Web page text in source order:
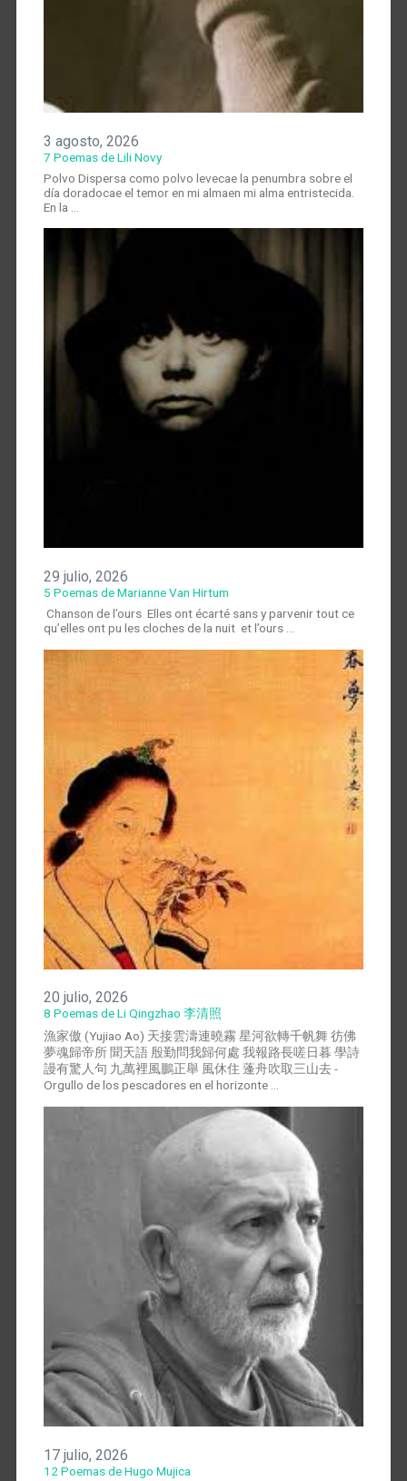
3 agosto, 2026
7 Poemas de Lili Novy
Polvo Dispersa como polvo levecae la penumbra sobre el
día doradocae el temor en mi almaen mi alma entristecida.
En la …
29 julio, 2026
5 Poemas de Marianne Van Hirtum
Chanson de l’ours Elles ont écarté sans y parvenir tout ce
qu’elles ont pu les cloches de la nuit et l’ours …
20 julio, 2026
8 Poemas de Li Qingzhao 李清照
漁家傲 (Yujiao Ao) 天接雲濤連曉霧 星河欲轉千帆舞 彷佛
夢魂歸帝所 聞天語 殷勤問我歸何處 我報路長嗟日暮 學詩
謾有驚人句 九萬裡風鵬正舉 風休住 蓬舟吹取三山去 -
Orgullo de los pescadores en el horizonte …
17 julio, 2026
12 Poemas de Hugo Mujica